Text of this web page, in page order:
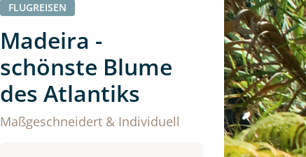
FLUGREISEN
Madeira -
schönste Blume
des Atlantiks
Maßgeschneidert & Individuell